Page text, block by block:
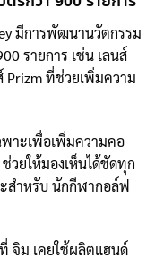
มีการพัฒนานวัตกรรม
รายการ เช่น เลนส์
Prizm ที่ช่วยเพิ่มความ
พาะเพื่อเพิ่มความคอ
วยให้มองเห็นได้ชัดทุก
สำหรับ นักกีฬากอล์ฟ
จิม เคยใช้ผลิตแฮนด์